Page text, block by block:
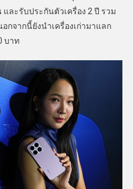
ละรับประกันตัวเครื่อง 2 ปี รวม
จากนี้ยังนำเครื่องเก่ามาแลก
บาท